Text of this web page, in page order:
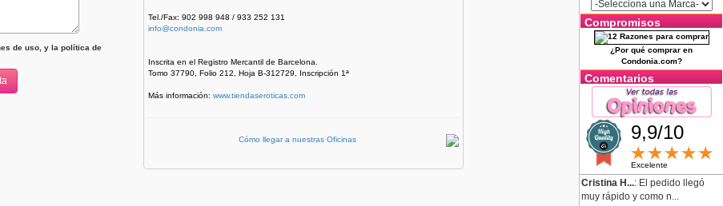
de uso, y la política de
Tel./Fax: 902 998 948 / 933 252 131
info@condonia.com
Inscrita en el Registro Mercantil de Barcelona.
Tomo 37790, Folio 212, Hoja B-312729, Inscripción 1ª
Más información: www.tiendaseroticas.com
Cómo llegar a nuestras Oficinas
Compromisos
¿Por qué comprar en
Condonia.com?
Comentarios
9,9/10
Excelente
Cristina H...: El pedido llegó
muy rápido y como n...